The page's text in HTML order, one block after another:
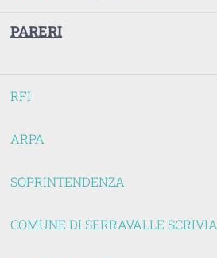
PARERI
RFI
ARPA
SOPRINTENDENZA
COMUNE DI SERRAVALLE SCRIVIA